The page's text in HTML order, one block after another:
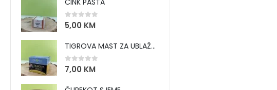
0 out of 5
5,00 KM
TIGROVA MAST ZA UBLAŽAVANJE BOLOVA I ZAGRIJAVANJE MIŠIĆA
0 out of 5
7,00 KM